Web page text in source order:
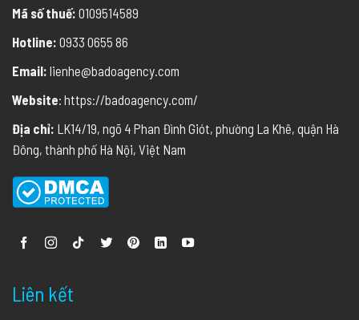
Mã số thuế: 0109514589
Hotline: 0933 0655 86
Email: lienhe@badoagency.com
Website: https://badoagency.com/
Địa chỉ: LK14/19, ngõ 4 Phan Đình Giót, phường La Khê, quận Hà
Đông, thành phố Hà Nội, Việt Nam
Liên kết